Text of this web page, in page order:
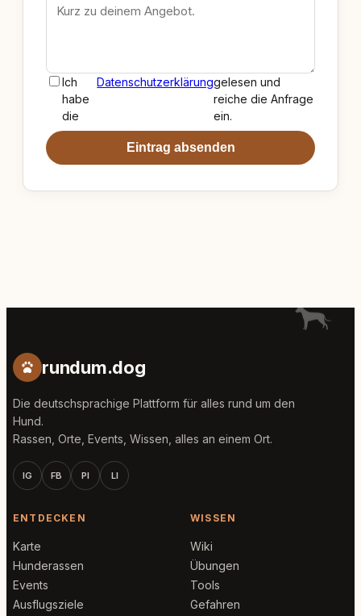
Ich
habe
die
Datenschutzerklärunggelesen und
reiche die Anfrage
ein.
Eintrag absenden
rundum.dog
Die deutschsprachige Plattform für alles rund um den
Hund.
Rassen, Orte, Events, Wissen, alles an einem Ort.
IG FB PI LI
ENTDECKEN
Karte
Hunderassen
Events
Ausflugsziele
WISSEN
Wiki
Übungen
Tools
Gefahren